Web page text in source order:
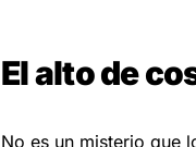
El alto de
No es un misterio que